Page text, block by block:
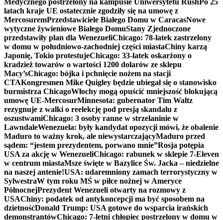
latach kraje UE ostatecznie zgodziły się na umowę z
MercosuremPrzedstawiciele Białego Domu w CaracasNowe
wytyczne żywieniowe Białego DomuStany Zjednoczone
przedstawiły plan dla WenezueliChicago: 78-latek zastrzelony
w domu w południowo-zachodniej części miastaChiny karzą
Japonię, Tokio protestujeChicago: 33-latek oskarżony o
kradzież towarów o wartości 1200 dolarów ze sklepu
Macy’sChicago: bójka i pchnięcie nożem na stacji
CTAKongresmen Mike Quigley będzie ubiegał się o stanowisko
burmistrza ChicagoWłochy mogą opuścić mniejszość blokującą
umowę UE-MercosurMinnesota: gubernator Tim Waltz
rezygnuje z walki o reelekcję pod presją skandalu z
oszustwamiChicago: 3 osoby ranne w strzelaninie w
LawndaleWenezuela: były kandydat opozycji mówi, że obalenie
Maduro to ważny krok, ale niewystarczającyMaduro przed
sądem: “jestem prezydentem, porwano mnie”Rosja potępia
USA za akcję w WenezueliChicago: rabunek w sklepie 7-Eleven
w centrum miastaMsze święte w Bazylice Św. Jacka – niedzielne
na naszej antenie!USA: udaremniony zamach terrorystyczny w
SylwestraW tym roku MŚ w piłce nożnej w Ameryce
PółnocnejPrezydent Wenezueli otwarty na rozmowy z
USAChiny: podatek od antykoncepcji ma być sposobem na
dzietnośćDonald Trump: USA gotowe do wsparcia irańskich
demonstrantówChicago: 7-letni chłopiec postrzelony w domu w